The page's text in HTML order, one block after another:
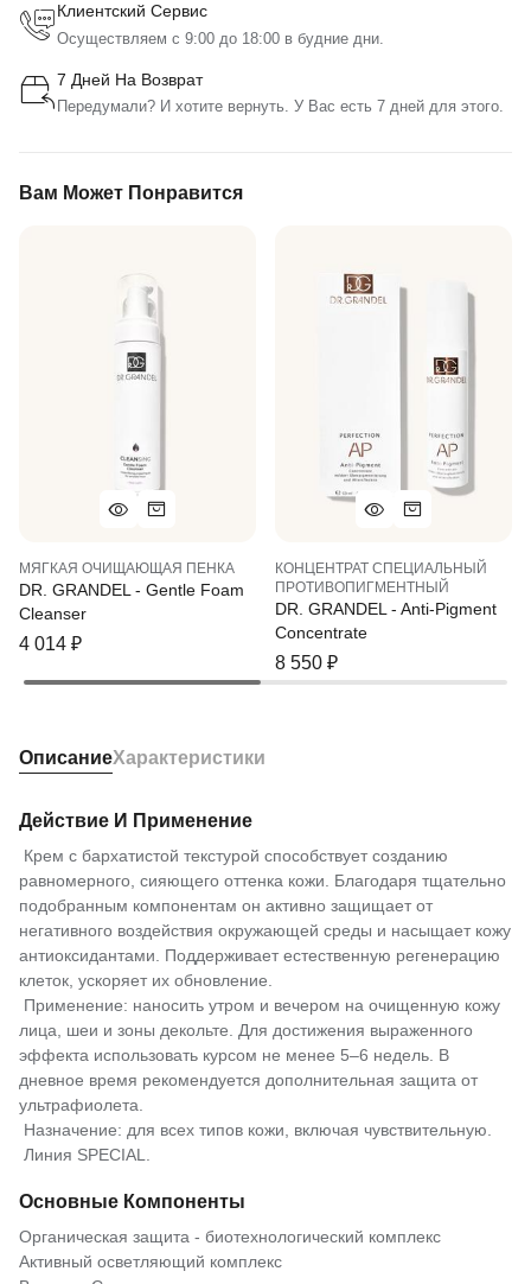
Клиентский Сервис
Осуществляем с 9:00 до 18:00 в будние дни.
7 Дней На Возврат
Передумали? И хотите вернуть. У Вас есть 7 дней для этого.
Вам Может Понравится
МЯГКАЯ ОЧИЩАЮЩАЯ ПЕНКА
DR. GRANDEL - Gentle Foam
Cleanser
4 014 ₽
КОНЦЕНТРАТ СПЕЦИАЛЬНЫЙ
ПРОТИВОПИГМЕНТНЫЙ
DR. GRANDEL - Anti-Pigment
Concentrate
8 550 ₽
ОписаниеХарактеристики
Действие И Применение
Крем с бархатистой текстурой способствует созданию
равномерного, сияющего оттенка кожи. Благодаря тщательно
подобранным компонентам он активно защищает от
негативного воздействия окружающей среды и насыщает кожу
антиоксидантами. Поддерживает естественную регенерацию
клеток, ускоряет их обновление.
Применение: наносить утром и вечером на очищенную кожу
лица, шеи и зоны декольте. Для достижения выраженного
эффекта использовать курсом не менее 5–6 недель. В
дневное время рекомендуется дополнительная защита от
ультрафиолета.
Назначение: для всех типов кожи, включая чувствительную.
Линия SPECIAL.
Основные Компоненты
Органическая защита - биотехнологический комплекс
Активный осветляющий комплекс